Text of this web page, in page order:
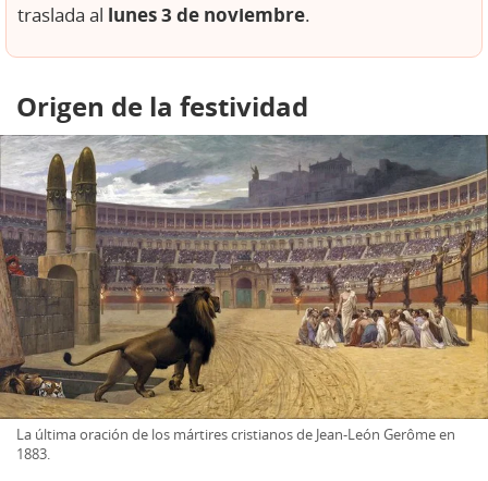
traslada al lunes 3 de noviembre.
Origen de la festividad
La última oración de los mártires cristianos de Jean-León Gerôme en
1883.